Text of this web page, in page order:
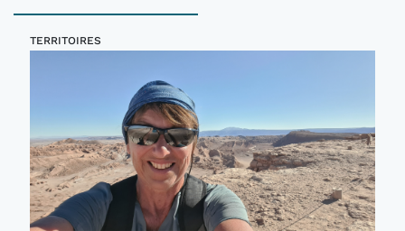
TERRITOIRES